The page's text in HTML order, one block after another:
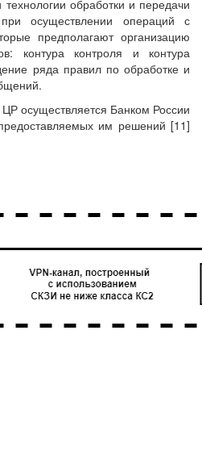
обработки и передачи
осуществлении операций с
предполагают организацию
контура контроля и контура
ряда правил по обработке и
осуществляется Банком России
им решений [11]